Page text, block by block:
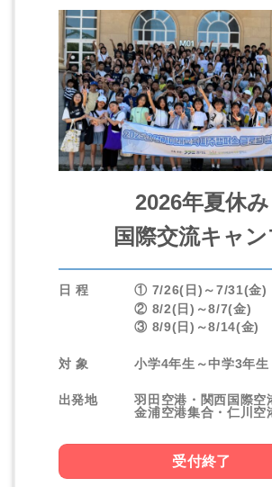
2026年夏休み
国際交流キャ
日 程
① 7/26(日)～7/31(金)
② 8/2(日)～8/7(金)
③ 8/9(日)～8/14(金)
対 象 小学4年生～中学3年生
出発地
羽田空港・関西国際空
金浦空港集合・仁川空
受付終了